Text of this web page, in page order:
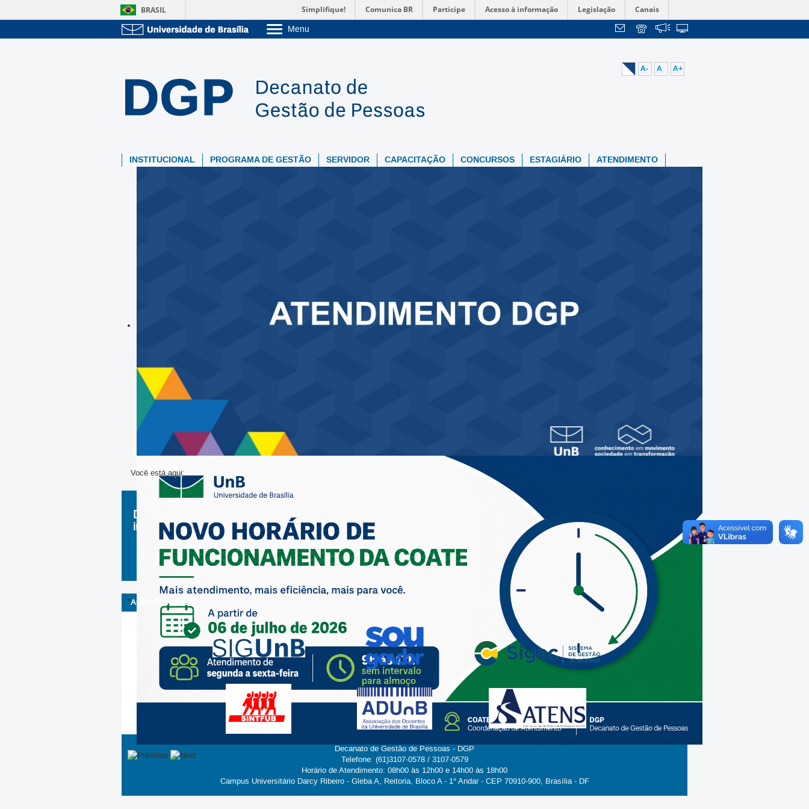
BRASIL Simplifique! Comunica BR Participe Acesso à informação Legislação Canais
Menu
Pós-Graduação
Administração
Servidor
A- A A+
INSTITUCIONAL PROGRAMA DE GESTÃO SERVIDOR CAPACITAÇÃO CONCURSOS ESTAGIÁRIO ATENDIMENTO
Você está aqui:
Datas
importantes
ACESSO RÁPIDO
Decanato de Gestão de Pessoas - DGP
Telefone: (61)3107-0578 / 3107-0579
Horário de Atendimento: 08h00 às 12h00 e 14h00 às 18h00
Campus Universitário Darcy Ribeiro - Gleba A, Reitoria, Bloco A - 1° Andar - CEP 70910-900, Brasília - DF